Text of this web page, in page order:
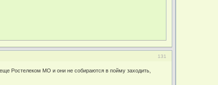
131
Ростелеком МО и они не собираются в пойму заходить,